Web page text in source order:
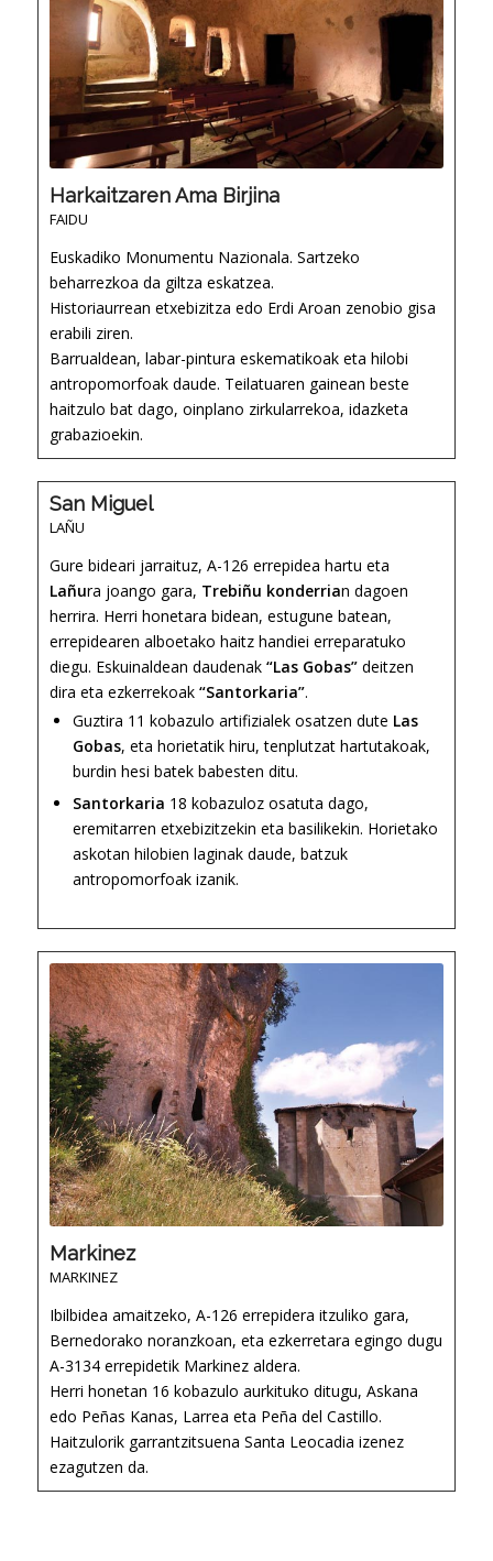
Harkaitzaren Ama Birjina
FAIDU
Euskadiko Monumentu Nazionala. Sartzeko
beharrezkoa da giltza eskatzea.
Historiaurrean etxebizitza edo Erdi Aroan zenobio gisa
erabili ziren.
Barrualdean, labar-pintura eskematikoak eta hilobi
antropomorfoak daude. Teilatuaren gainean beste
haitzulo bat dago, oinplano zirkularrekoa, idazketa
grabazioekin.
San Miguel
LAÑU
Gure bideari jarraituz, A-126 errepidea hartu eta
Lañura joango gara, Trebiñu konderrian dagoen
herrira. Herri honetara bidean, estugune batean,
errepidearen alboetako haitz handiei erreparatuko
diegu. Eskuinaldean daudenak “Las Gobas”deitzen
dira eta ezkerrekoak “Santorkaria”.
Guztira 11 kobazulo artifizialek osatzen dute Las
Gobas, eta horietatik hiru, tenplutzat hartutakoak,
burdin hesi batek babesten ditu.
Santorkaria 18 kobazuloz osatuta dago,
eremitarren etxebizitzekin eta basilikekin. Horietako
askotan hilobien laginak daude, batzuk
antropomorfoak izanik.
Markinez
MARKINEZ
Ibilbidea amaitzeko, A-126 errepidera itzuliko gara,
Bernedorako noranzkoan, eta ezkerretara egingo dugu
A-3134 errepidetik Markinez aldera.
Herri honetan 16 kobazulo aurkituko ditugu, Askana
edo Peñas Kanas, Larrea eta Peña del Castillo.
Haitzulorik garrantzitsuena Santa Leocadia izenez
ezagutzen da.